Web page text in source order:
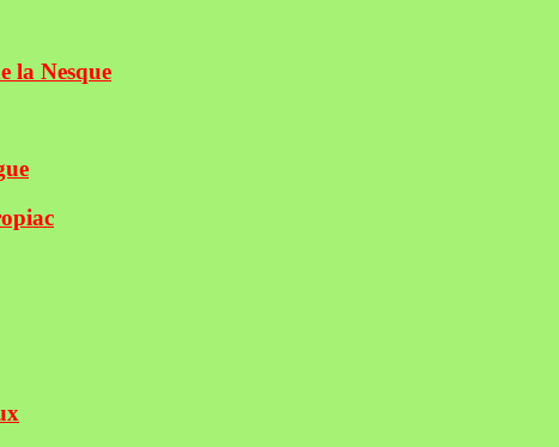
la Nesque